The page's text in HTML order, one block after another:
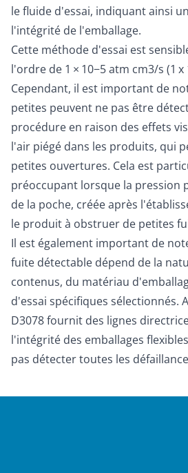
le fluide d'essai, indiquant ainsi
l'intégrité de l'emballage.
Cette méthode d'essai est
l'ordre de 1 × 10−5 atm cm3/s (1 x
Cependant, il est important de
petites peuvent ne pas être
procédure en raison des effets
l'air piégé dans les produits, qui
petites ouvertures. Cela est
préoccupant lorsque la pression
de la poche, créée après
le produit à obstruer de petites
Il est également important de
fuite détectable dépend de la
contenus, du matériau
d'essai spécifiques sélectionnés.
D3078 fournit des lignes
l'intégrité des emballages
pas détecter toutes les